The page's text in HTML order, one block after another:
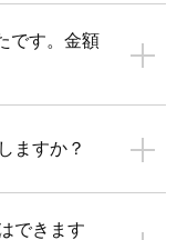
です。金額
ますか？
できます